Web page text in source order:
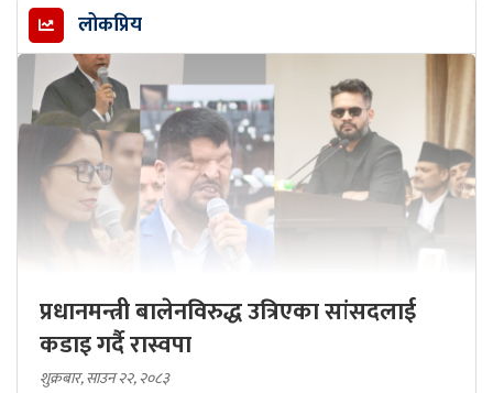
लोकप्रिय
प्रधानमन्त्री बालेनविरुद्ध उत्रिएका सांसदलाई
कडाइ गर्दै रास्वपा
शुक्रबार, साउन २२, २०८३